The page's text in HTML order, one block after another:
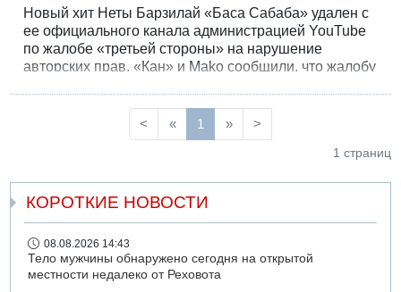
Новый хит Неты Барзилай «Баса Сабаба» удален с
ее официального канала администрацией YouTube
по жалобе «третьей стороны» на нарушение
авторских прав. «Кан» и Mako сообщили, что жалобу
<
« 1 » >
1 страниц
КОРОТКИЕ НОВОСТИ
08.08.2026 14:43
Тело мужчины обнаружено сегодня на открытой
местности недалеко от Реховота